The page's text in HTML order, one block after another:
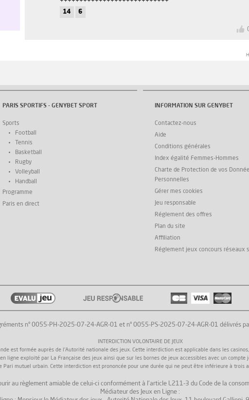
14
6
PARIS SPORTIFS - GENYBET SPORT
Sports
Football
Tennis
Basketball
Rugby
Volleyball
Handball
Programme
Paris en direct
INFORMATION SUR GENYBET
Contactez-nous
Aide
Conditions générales
Index égalité Femmes-Hommes
Charte de Protection de vos
Personnelles
Gérer mes cookies
Jeu responsable
Réglement des offres
Plan du site
Affiliation
Réglement jeux concours réseaux
n° 0055-PH-2025-07-24-AGR-01 et n° 0055-PS-2025-07-24-AGR-01 délivrés
INTERDICTION VOLONTAIRE DE JEUX
est formée auprès de l'Autorité nationale des jeux. Cette interdiction est applicable dans les
ligne exploité par La Française des jeux ainsi que sur les bornes de jeux accessibles avec un
Pari mutuel urbain. Cette interdiction est prononcée pour une durée qui ne peut être inférieure à trois
au règlement amiable de celui-ci conformément à l'article L211-3 du Code de la
Médiateur des Jeux en Ligne :